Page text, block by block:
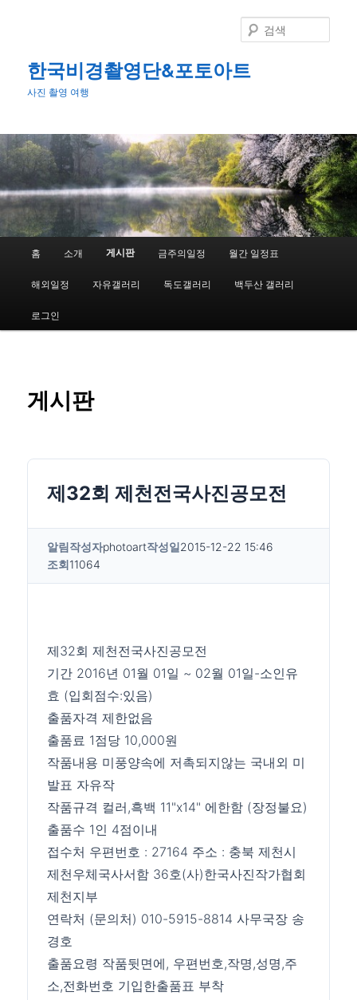
어
넘
기
한국비경촬영단&포토아트
사진 촬영 여행
색
홈 소개 게시판 금주의일정 월간 일정표
해외일정 자유갤러리 독도갤러리 백두산 갤러리
로그인
게시판
제32회 제천전국사진공모전
알림작성자photoart작성일2015-12-22 15:46
조회11064
제32회 제천전국사진공모전
기간 2016년 01월 01일 ~ 02월 01일-소인유
효 (입회점수:있음)
출품자격 제한없음
출품료 1점당 10,000원
작품내용 미풍양속에 저촉되지않는 국내외 미
발표 자유작
작품규격 컬러,흑백 11"x14" 에한함 (장정불요)
출품수 1인 4점이내
접수처 우편번호 : 27164 주소 : 충북 제천시
제천우체국사서함 36호(사)한국사진작가협회
제천지부
연락처 (문의처) 010-5915-8814 사무국장 송
경호
출품요령 작품뒷면에, 우편번호,작명,성명,주
소,전화번호 기입한출품표 부착